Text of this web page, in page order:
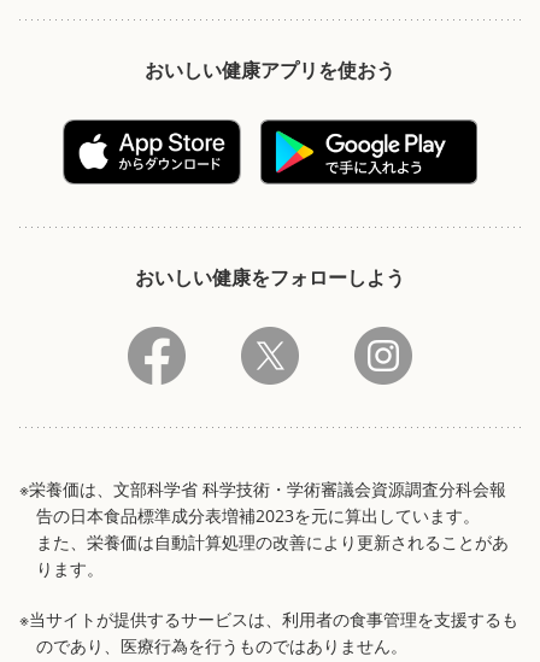
おいしい健康アプリを使おう
おいしい健康をフォローしよう
※栄養価は、文部科学省 科学技術・学術審議会資源調査分科会報
告の日本食品標準成分表増補2023を元に算出しています。
また、栄養価は自動計算処理の改善により更新されることがあ
ります。
※当サイトが提供するサービスは、利用者の食事管理を支援するも
のであり、医療行為を行うものではありません。